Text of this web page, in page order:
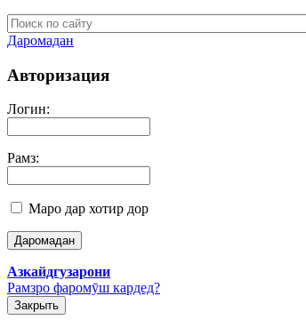
Даромадан
Авторизация
Логин:
Рамз:
Маро дар хотир дор
Азкайдгузарони
Рамзро фаромӯш кардед?
Закрыть